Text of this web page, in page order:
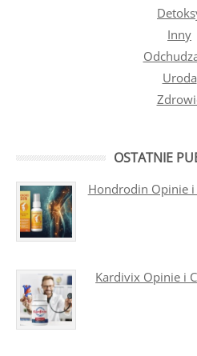
Inny
Uroda
OSTATNIE
Hondrodin Opinie i
Kardivix Opinie i